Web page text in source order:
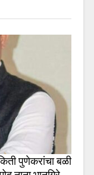
पुणेकरांचा बळी